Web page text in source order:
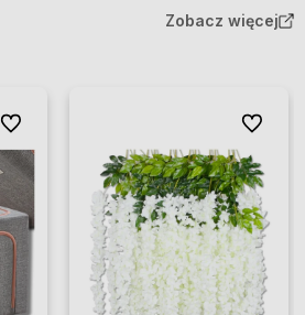
Zobacz więcej
Do ulubionych Do